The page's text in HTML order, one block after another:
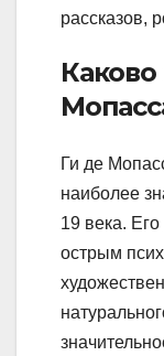
рассказов,
Ги де
наиболее
19 века.
острым